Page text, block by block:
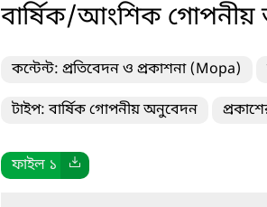
বার্ষিক/আংশিক গোপনীয়
কন্টেন্ট: প্রতিবেদন ও প্রকাশনা (Mopa)
টাইপ: বার্ষিক গোপনীয় অনুবেদন
ফাইল ১